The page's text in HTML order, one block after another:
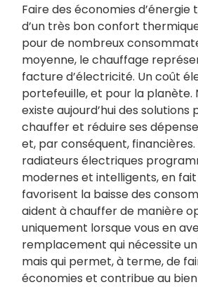
Faire des économies
d’un très bon confort
pour de nombreux
moyenne, le chauffage
facture d’électricité. Un coût
portefeuille, et pour la planète.
existe aujourd’hui des solutions
chauffer et réduire ses
et, par conséquent, financières.
radiateurs électriques
modernes et intelligents, en
favorisent la baisse des
aident à chauffer de manière
uniquement lorsque vous en
remplacement qui nécessite
mais qui permet, à terme, de
économies et contribue au